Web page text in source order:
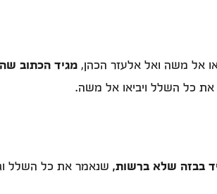
אל משה ואל אלעזר הכהן, מגיד הכתוב
כל השלל ויביאו אל משה.
בבזה שלא ברשות, שנאמר את כל השלל